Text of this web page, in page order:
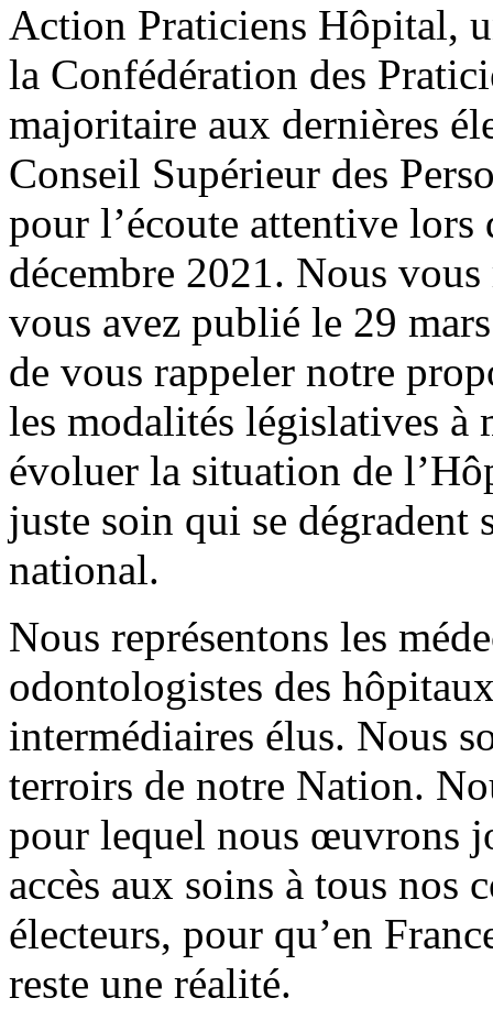
Action Praticiens Hôpital,
la Confédération des
majoritaire aux dernières
Conseil Supérieur des
pour l’écoute attentive
décembre 2021. Nous
vous avez publié le 29
de vous rappeler notre
les modalités législatives
évoluer la situation de
juste soin qui se dégradent
national.
Nous représentons les
odontologistes des
intermédiaires élus. Nous
terroirs de notre Nation.
pour lequel nous œuvrons
accès aux soins à tous nos
électeurs, pour qu’en
reste une réalité.